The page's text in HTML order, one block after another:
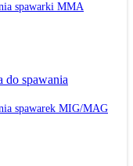
spawarki MMA
do spawania
spawarek MIG/MAG